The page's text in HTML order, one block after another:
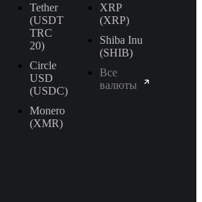
Tether
(USDT
TRС
20)
Circle
USD
(USDC)
Monero
(XMR)
XRP
(XRP)
Shiba Inu
(SHIB)
Все
валюты